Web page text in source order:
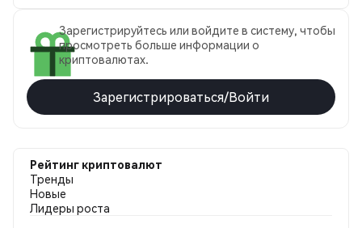
Зарегистрируйтесь или войдите в систему, чтобы
просмотреть больше информации о
криптовалютах.
Зарегистрироваться/Войти
Рейтинг криптовалют
Тренды
Новые
Лидеры роста